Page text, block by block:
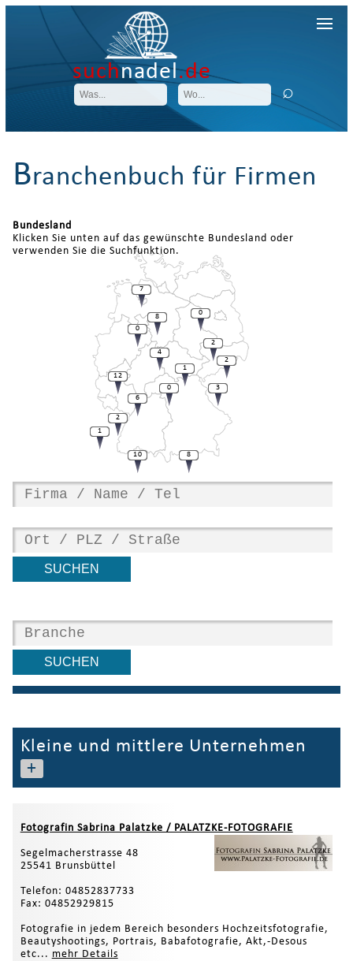
suchnadel.de
Branchenbuch für Firmen
Bundesland
Klicken Sie unten auf das gewünschte Bundesland oder
verwenden Sie die Suchfunktion.
3
2
12
2
1
0
8
7
0
4
1
6
2
10
0
8
Kleine und mittlere Unternehmen
+
Fotografin Sabrina Palatzke / PALATZKE-FOTOGRAFIE
Segelmacherstrasse 48
25541 Brunsbüttel
Telefon: 04852837733
Fax: 04852929815
Fotografie in jedem Bereich besonders Hochzeitsfotografie,
Beautyshootings, Portrais, Babafotografie, Akt,-Desous
etc... mehr Details